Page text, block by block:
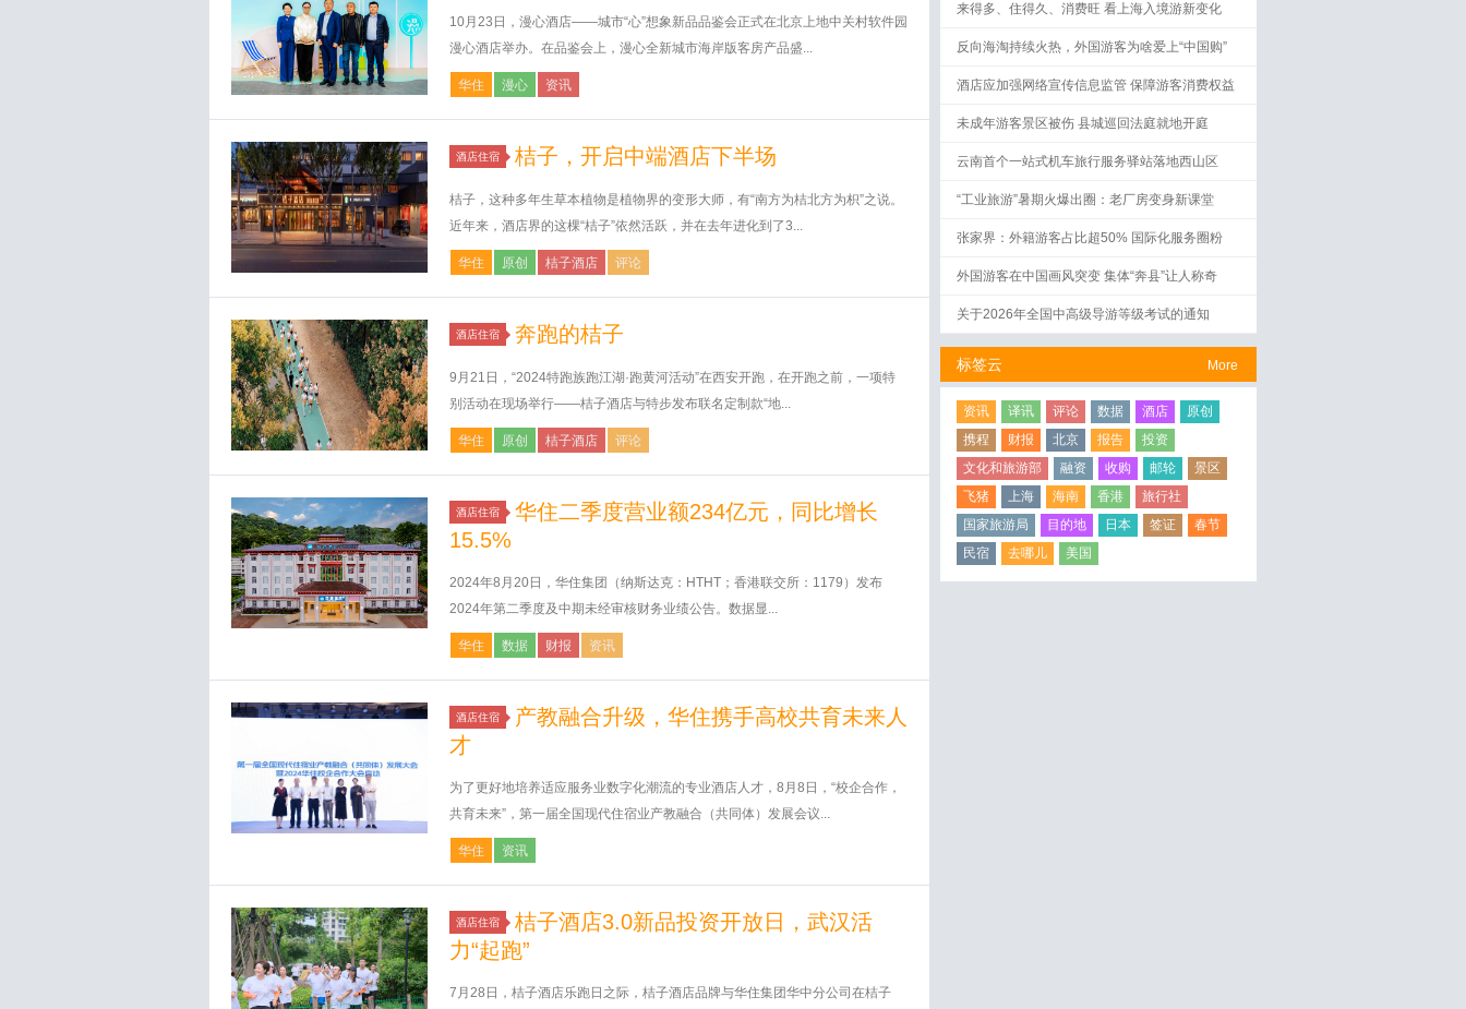
10月23日，漫心酒店——城市“心”想象新品品鉴会正式在北京上地中关村软件园
漫心酒店举办。在品鉴会上，漫心全新城市海岸版客房产品盛...
华住 漫心 资讯
酒店住宿 桔子，开启中端酒店下半场
桔子，这种多年生草本植物是植物界的变形大师，有“南方为桔北方为枳”之说。
近年来，酒店界的这棵“桔子”依然活跃，并在去年进化到了3...
华住 原创 桔子酒店 评论
酒店住宿 奔跑的桔子
9月21日，“2024特跑族跑江湖·跑黄河活动”在西安开跑，在开跑之前，一项特
别活动在现场举行——桔子酒店与特步发布联名定制款“地...
华住 原创 桔子酒店 评论
酒店住宿
华住二季度营业额234亿元，同比增长
15.5%
2024年8月20日，华住集团（纳斯达克：HTHT；香港联交所：1179）发布
2024年第二季度及中期未经审核财务业绩公告。数据显...
华住 数据 财报 资讯
酒店住宿
产教融合升级，华住携手高校共育未来人
才
为了更好地培养适应服务业数字化潮流的专业酒店人才，8月8日，“校企合作，
共育未来”，第一届全国现代住宿业产教融合（共同体）发展会议...
华住 资讯
酒店住宿
桔子酒店3.0新品投资开放日，武汉活
力“起跑”
7月28日，桔子酒店乐跑日之际，桔子酒店品牌与华住集团华中分公司在桔子
来得多、住得久、消费旺 看上海入境游新变化
反向海淘持续火热，外国游客为啥爱上“中国购”
酒店应加强网络宣传信息监管 保障游客消费权益
未成年游客景区被伤 县城巡回法庭就地开庭
云南首个一站式机车旅行服务驿站落地西山区
“工业旅游”暑期火爆出圈：老厂房变身新课堂
张家界：外籍游客占比超50% 国际化服务圈粉
外国游客在中国画风突变 集体“奔县”让人称奇
关于2026年全国中高级导游等级考试的通知
More
标签云
资讯 译讯 评论 数据 酒店
原创
携程
财报 北京 报告
投资
文化和旅游部
融资 收购 邮轮
景区
飞猪
上海 海南 香港
旅行社
国家旅游局
目的地 日本 签证
春节
民宿
去哪儿 美国